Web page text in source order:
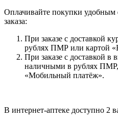
Оплачивайте покупки
заказа:
При заказе с доставкой
рублях ПМР или картой
При заказе с доставкой
наличными в рублях ПМР,
«Мобильный платёж».
В интернет-аптеке доступно 2